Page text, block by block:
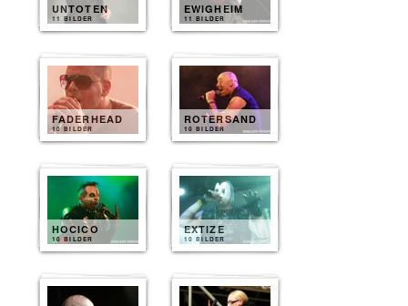
UNTOTEN
11 BILDER
EWIGHEIM
11 BILDER
FADERHEAD
10 BILDER
ROTERSAND
10 BILDER
HOCICO
10 BILDER
EXTIZE
10 BILDER